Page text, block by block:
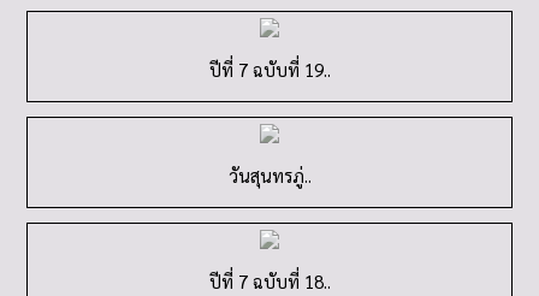
ปีที่ 7 ฉบับที่ 19..
วันสุนทรภู่..
ปีที่ 7 ฉบับที่ 18..